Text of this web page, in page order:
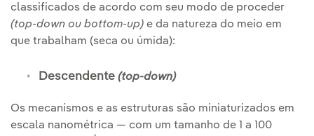
classificados de acordo com seu modo de proceder
(top-down ou bottom-up) e da natureza do meio em
que trabalham (seca ou úmida):
Descendente (top-down)
Os mecanismos e as estruturas são miniaturizados em
escala nanométrica — com um tamanho de 1 a 100